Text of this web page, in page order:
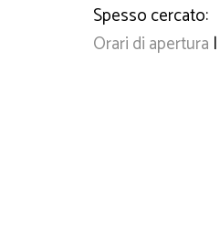
Spesso cercato:
Orari di apertura |